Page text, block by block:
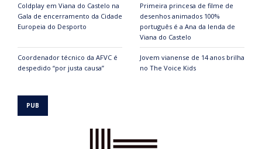
Coldplay em Viana do Castelo na
Gala de encerramento da Cidade
Europeia do Desporto
Primeira princesa de filme de
desenhos animados 100%
português é a Ana da lenda de
Viana do Castelo
Coordenador técnico da AFVC é
despedido “por justa causa”
Jovem vianense de 14 anos brilha
no The Voice Kids